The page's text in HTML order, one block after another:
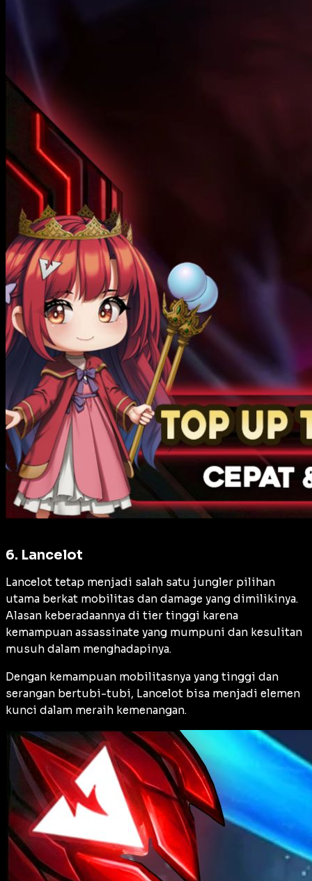
6. Lancelot
Lancelot tetap menjadi salah satu jungler pilihan
utama berkat mobilitas dan damage yang dimilikinya.
Alasan keberadaannya di tier tinggi karena
kemampuan assassinate yang mumpuni dan kesulitan
musuh dalam menghadapinya.
Dengan kemampuan mobilitasnya yang tinggi dan
serangan bertubi-tubi, Lancelot bisa menjadi elemen
kunci dalam meraih kemenangan.